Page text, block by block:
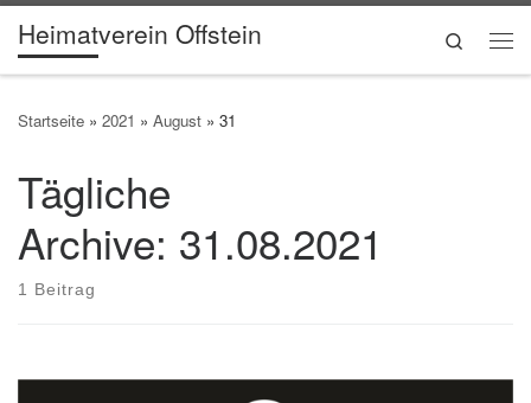
Zum Inhalt springen
Heimatverein Offstein
Search
Startseite » 2021 » August » 31
Tägliche
Archive: 31.08.2021
1 Beitrag